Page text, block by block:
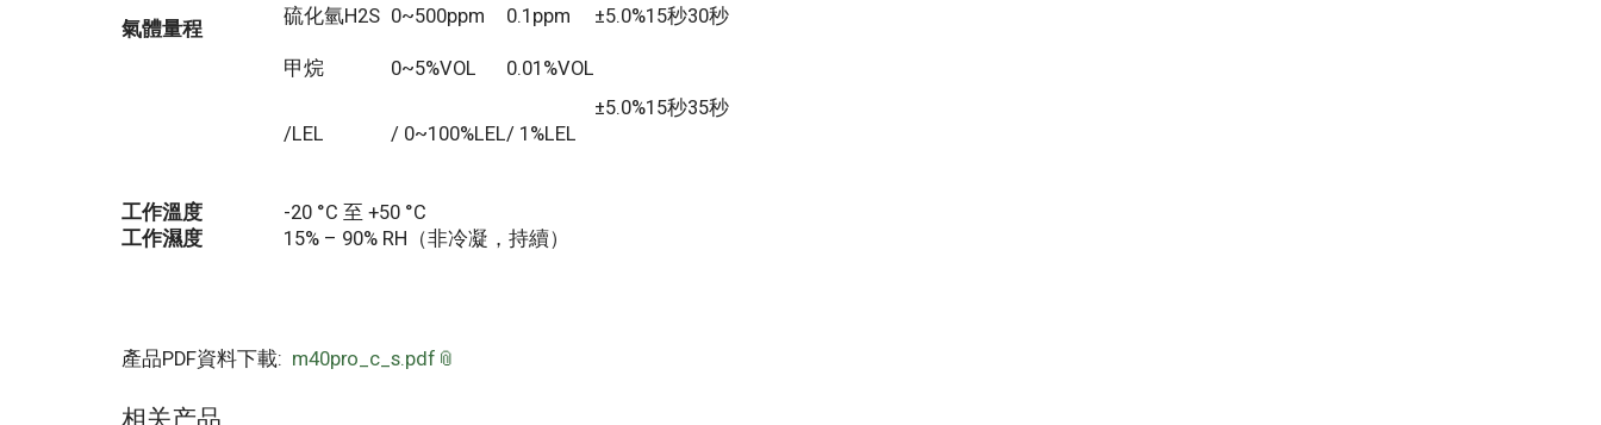
氣體量程
硫化氫H2S 0~500ppm 0.1ppm ±5.0%15秒30秒
甲烷
0~5%VOL
0.01%VOL
±5.0%15秒35秒
/LEL
/ 0~100%LEL/ 1%LEL
工作溫度
-20 °C 至 +50 °C
工作濕度
15% – 90% RH（非冷凝，持續）
產品PDF資料下載: m40pro_c_s.pdf